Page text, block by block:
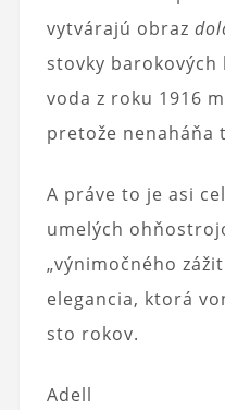
vytvárajú obraz
stovky barokových
voda z roku 1916
pretože nenaháňa
A práve to je asi
umelých
„výnimočného
elegancia, ktorá
sto rokov.
Adell